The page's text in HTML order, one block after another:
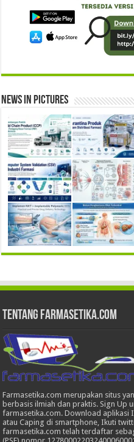
News in Pictures
Tentang Farmasetika.com
Farmasetika.com merupakan situs
berbasis ilmiah dan praktis. Sign Up
farmasetika.com. Download aplikasi
atau Caping di smartphone, Ikuti
farmasetika.com telah terdaftar